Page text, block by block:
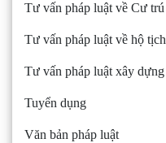
Tư vấn pháp luật về Cư trú
Tư vấn pháp luật về hộ tịch
Tư vấn pháp luật xây dựng
Tuyển dụng
Văn bản pháp luật